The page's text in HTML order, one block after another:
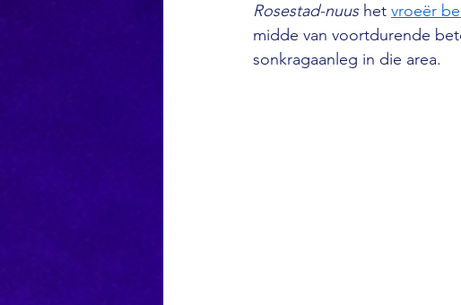
Rosestad-nuus het vroeër
midde van voortdurende
sonkragaanleg in die area.